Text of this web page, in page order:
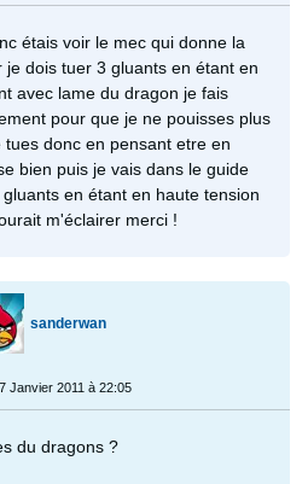
étais voir le mec qui donne la
dois tuer 3 gluants en étant en
avec lame du dragon je fais
pour que je ne pouisses plus
donc en pensant etre en
bien puis je vais dans le guide
en étant en haute tension
m'éclairer merci !
sanderwan
Janvier 2011 à 22:05
du dragons ?